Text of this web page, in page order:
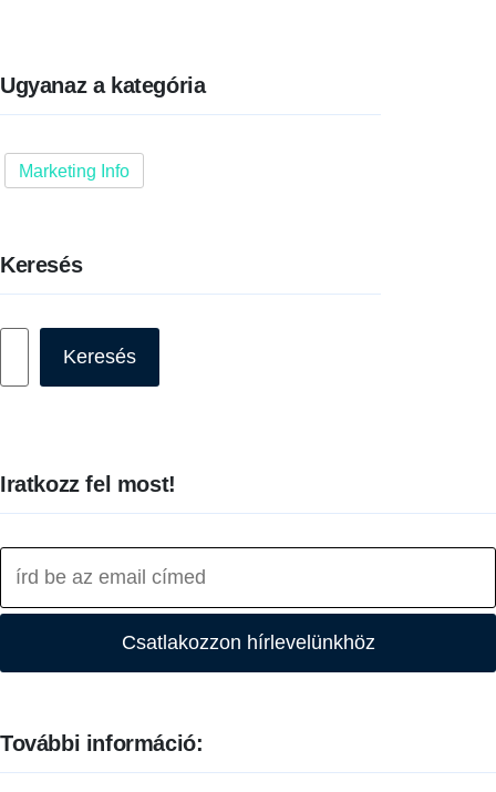
Ugyanaz a kategória
Marketing Info
Keresés
Keresés
Iratkozz fel most!
Csatlakozzon hírlevelünkhöz
További információ: